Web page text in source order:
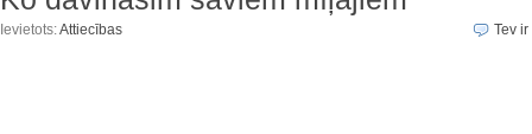
Ievietots:Attiecības Tev ir